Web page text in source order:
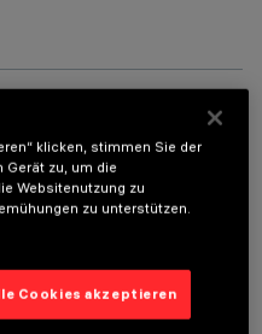
klicken, stimmen Sie der
zu, um die
Websitenutzung zu
zu unterstützen.
Cookies akzeptieren